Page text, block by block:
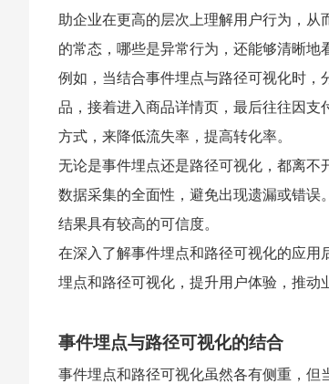
助企业在更高的层次上理解用户行为，
的常态，哪些是异常行为，还能够清晰地
例如，当结合事件埋点与路径可视化时
品，接着进入商品详情页，最后往往因
方式，来降低流失率，提高转化率。
无论是事件埋点还是路径可视化，都离
数据采集的全面性，避免出现遗漏或错
结果具有较高的可信度。
在深入了解事件埋点和路径可视化的应
埋点和路径可视化，提升用户体验，推动
事件埋点与路径可视化的结合
事件埋点和路径可视化虽然各有侧重，